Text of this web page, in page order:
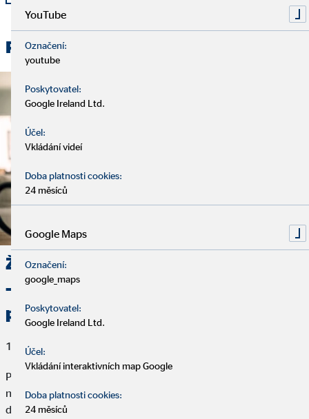
Přečtěte si také:
Ženy a finanční zajištění do budoucna
– plnou parou vpřed do finančních
problémů v důchodu
19. června 2019
Po celé Evropě jsou častěji ve stáří postiženy chudobou ženy
než muži. Není divu, nižší plat znamená nižší důchod. Zajištění
do budoucna by však mělo být důležitým tématem především
YouTube
Označení:
youtube
Poskytovatel:
Google Ireland Ltd.
Účel:
Vkládání videí
Doba platnosti cookies:
24 měsíců
Google Maps
Označení:
google_maps
Poskytovatel:
Google Ireland Ltd.
Účel:
Vkládání interaktivních map Google
Doba platnosti cookies:
24 měsíců